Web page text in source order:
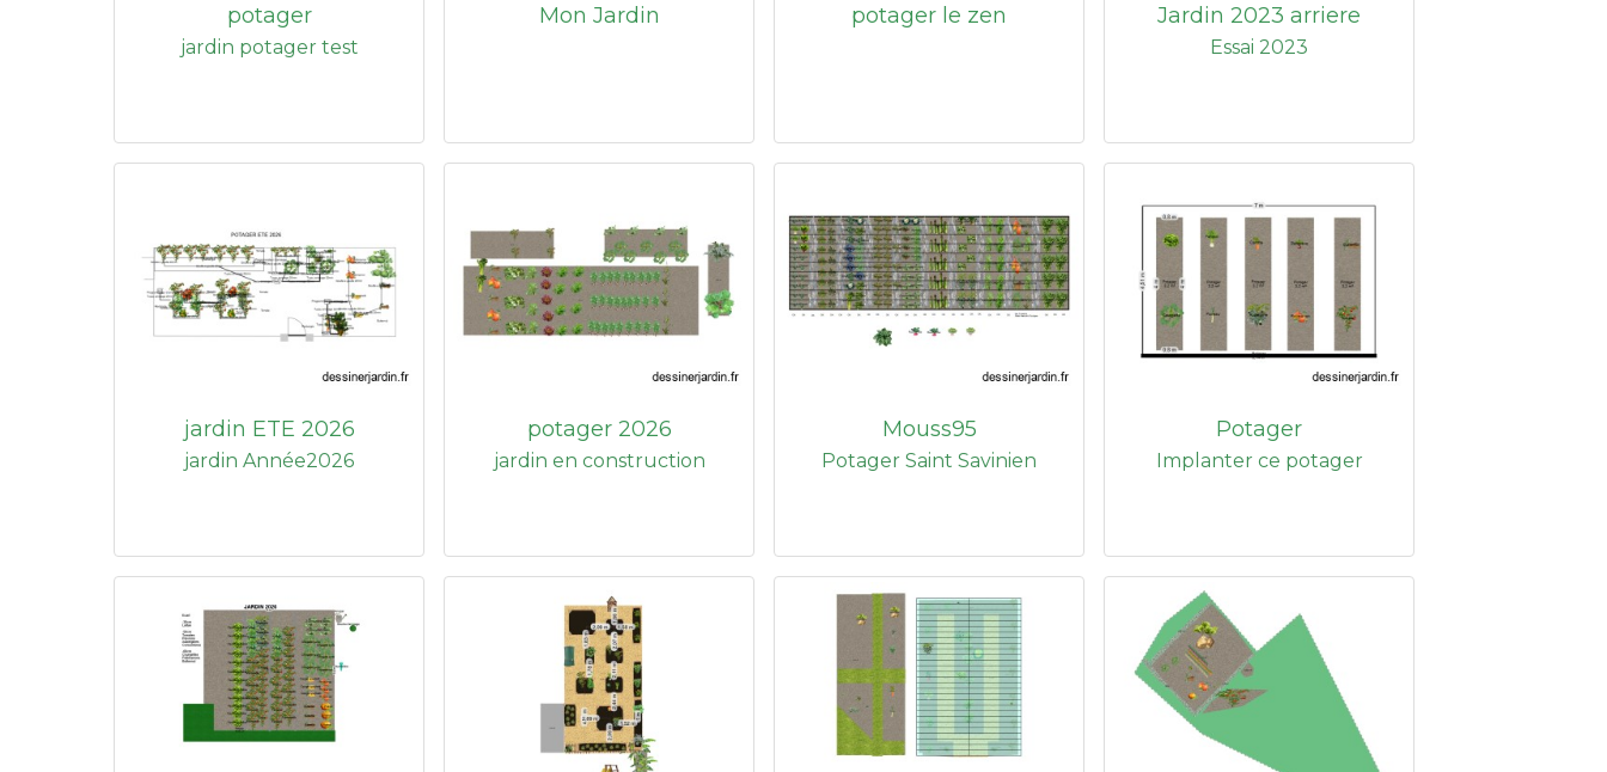
potager
jardin potager test
Mon Jardin potager le zen Jardin 2023 arriere
Essai 2023
jardin ETE 2026
jardin Année2026
potager 2026
jardin en construction
Mouss95
Potager Saint Savinien
Potager
Implanter ce potager